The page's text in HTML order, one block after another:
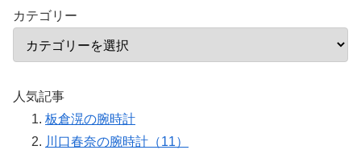
カテゴリー
人気記事
板倉滉の腕時計
川口春奈の腕時計（11）